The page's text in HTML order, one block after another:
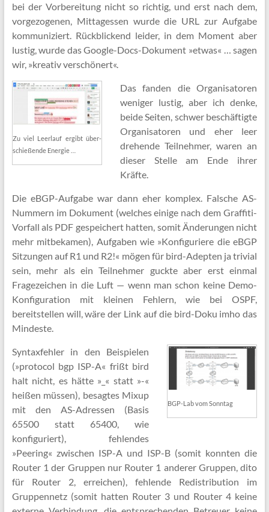
bei der Vorbereitung nicht so richtig, und erst nach dem,
vorgezogenen, Mittagessen wurde die URL zur Aufgabe
kommuniziert. Rückblickend leider, in dem Moment aber
lustig, wurde das Google-Docs-Dokument »etwas« … sagen
wir, »kreativ verschönert«.
Zu viel Leer­lauf er­gibt über­
schieß­en­de Ener­gie …
Das fanden die Organisatoren
weniger lustig, aber ich denke,
beide Seiten, schwer beschäftigte
Organisatoren und eher leer
drehende Teilnehmer, waren an
dieser Stelle am Ende ihrer
Kräfte.
Die eBGP-Aufgabe war dann eher komplex. Falsche AS-
Nummern im Dokument (welches einige nach dem Graffiti-
Vorfall als PDF gespeichert hatten, somit Änderungen nicht
mehr mitbekamen), Aufgaben wie »Konfiguriere die eBGP
Sitzungen auf R1 und R2!« mögen für bird-Adepten ja trivial
sein, mehr als ein Teilnehmer guckte aber erst einmal
Fragezeichen in die Luft — wenn man schon keine Demo-
Konfiguration mit kleinen Fehlern, wie bei OSPF,
bereitstellen will, wäre der Link auf die bird-Doku imho das
Mindeste.
BGP-Lab vom Sonntag
Syntaxfehler in den Beispielen
(»protocol bgp ISP­-A« frißt bird
halt nicht, es hätte »_« statt »-«
heißen müssen), besagtes Mixup
mit den AS-Adressen (Basis
65500 statt 65400, wie
konfiguriert), fehlendes
»Peering« zwischen ISP-A und ISP-B (somit konnten die
Router 1 der Gruppen nur Router 1 anderer Gruppen, dito
für Router 2, erreichen), fehlende Redistribution im
Gruppennetz (somit hatten Router 3 und Router 4 keine